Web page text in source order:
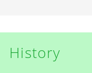
History